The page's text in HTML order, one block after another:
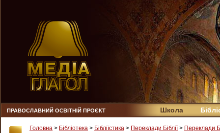
ПРАВОСЛАВНИЙ ОСВІТНІЙ ПРОЄКТ Школа
Головна > Бібліотека > Бібліїстика > Переклади Біблії> Переклади